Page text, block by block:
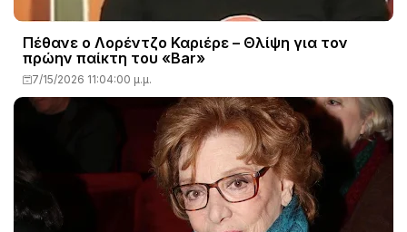
Πέθανε ο Λορέντζο Καριέρε – Θλίψη για τον
πρώην παίκτη του «Bar»
7/15/2026 11:04:00 μ.μ.